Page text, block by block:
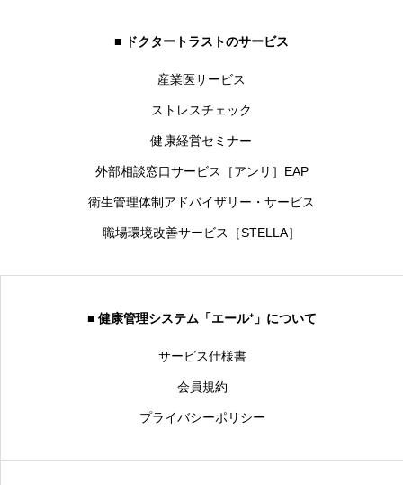
■ ドクタートラストのサービス
産業医サービス
ストレスチェック
健康経営セミナー
外部相談窓口サービス［アンリ］EAP
衛生管理体制アドバイザリー・サービス
職場環境改善サービス［STELLA］
■ 健康管理システム「エール⁺」について
サービス仕様書
会員規約
プライバシーポリシー